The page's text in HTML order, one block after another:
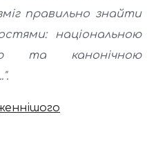
правильно знайти
національною
та канонічною